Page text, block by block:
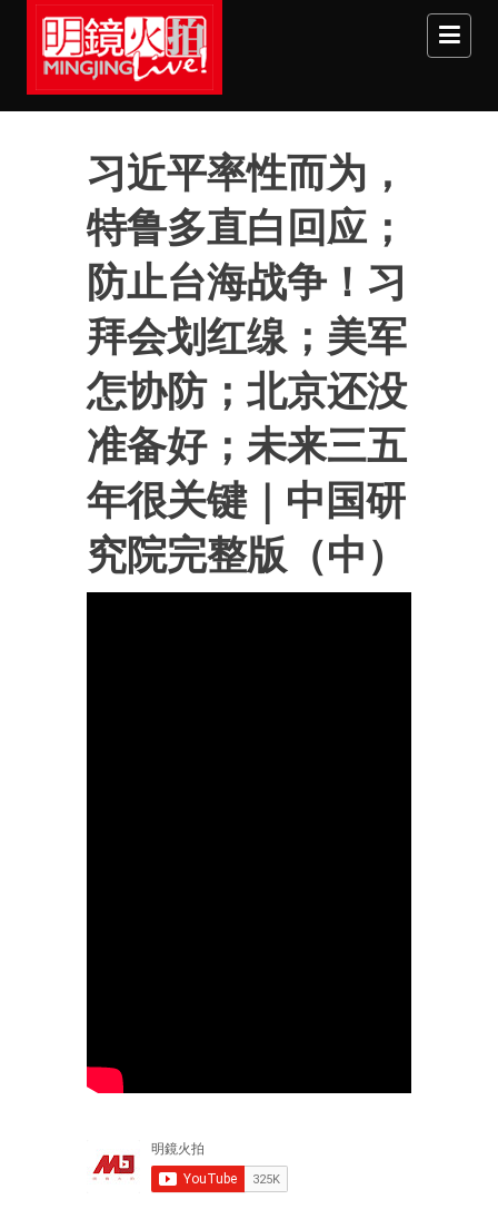
Skip to main content
习近平率性而为，
特鲁多直白回应；
防止台海战争！习
拜会划红缐；美军
怎协防；北京还没
准备好；未来三五
年很关键｜中国研
究院完整版（中）